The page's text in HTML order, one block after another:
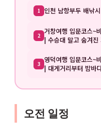
1 인천 남항부두 배낚
2 거창여행 입문코스~
| 수승대 말고 숨겨진
3 영덕여행 입문코스~
| 대게거리부터 밤바
오전 일정